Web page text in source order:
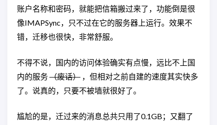
账户名称和密码，就能把信箱搬过来了，功能倒是很
像IMAPSync，只不过在它的服务器上运行。效果不
错，迁移也很快，非常舒服。
不得不说，国内的访问体验确实有点慢，远比不上国
内的服务（废话） ，但相对之前自建的速度其实快多
了。说真的，只要不被墙就很好了。
尴尬的是，迁过来的消息总共只用了0.1GB；又翻了